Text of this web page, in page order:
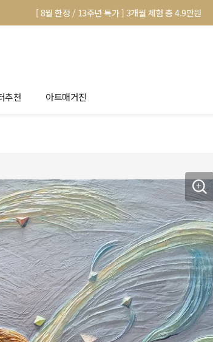
[ 8월 한정 / 13주년 특가 ] 3개월 체험 총 4.9만원
추천
어 Tip
천
아트매거진
아트 딕셔너리